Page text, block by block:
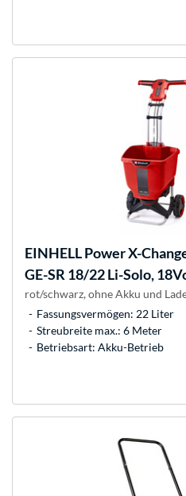
EINHELLPower X-
GE-SR 18/22 Li-Solo,
rot/schwarz, ohne Akku und
Fassungsvermögen: 22 Liter
Streubreite max.: 6 Meter
Betriebsart: Akku-Betrieb